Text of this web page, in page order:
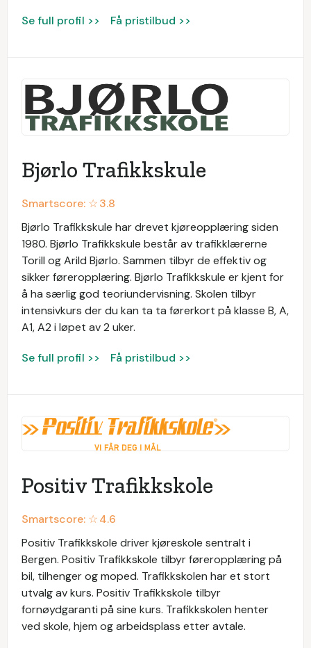
Se full profil >> Få pristilbud >>
Bjørlo Trafikkskule
Smartscore: ☆3.8
Bjørlo Trafikkskule har drevet kjøreopplæring siden
1980. Bjørlo Trafikkskule består av trafikklærerne
Torill og Arild Bjørlo. Sammen tilbyr de effektiv og
sikker føreropplæring. Bjørlo Trafikkskule er kjent for
å ha særlig god teoriundervisning. Skolen tilbyr
intensivkurs der du kan ta ta førerkort på klasse B, A,
A1, A2 i løpet av 2 uker.
Se full profil >> Få pristilbud >>
Positiv Trafikkskole
Smartscore: ☆4.6
Positiv Trafikkskole driver kjøreskole sentralt i
Bergen. Positiv Trafikkskole tilbyr føreropplæring på
bil, tilhenger og moped. Trafikkskolen har et stort
utvalg av kurs. Positiv Trafikkskole tilbyr
fornøydgaranti på sine kurs. Trafikkskolen henter
ved skole, hjem og arbeidsplass etter avtale.